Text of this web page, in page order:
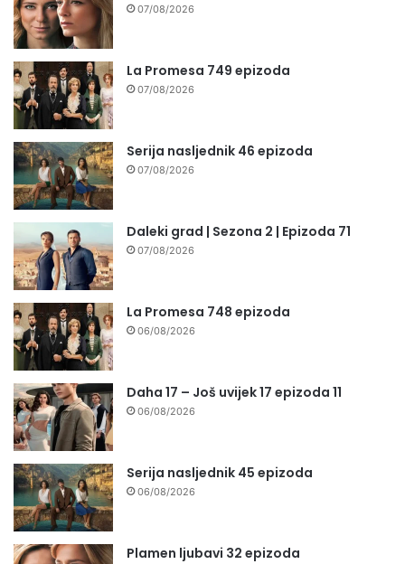
07/08/2026
La Promesa 749 epizoda
07/08/2026
Serija nasljednik 46 epizoda
07/08/2026
Daleki grad | Sezona 2 | Epizoda 71
07/08/2026
La Promesa 748 epizoda
06/08/2026
Daha 17 – Još uvijek 17 epizoda 11
06/08/2026
Serija nasljednik 45 epizoda
06/08/2026
Plamen ljubavi 32 epizoda